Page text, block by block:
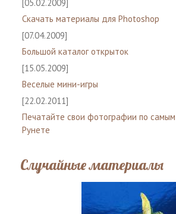
[05.02.2009]
Скачать материалы для Photoshop
[07.04.2009]
Большой каталог открыток
[15.05.2009]
Веселые мини-игры
[22.02.2011]
Печатайте свои фотографии по
Рунете
Случайные материалы